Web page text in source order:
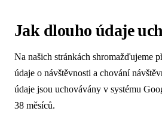
Jak dlouho údaje
Na našich stránkách shromažďujeme
údaje o návštěvnosti a chování
údaje jsou uchovávány v systému
38 měsíců.